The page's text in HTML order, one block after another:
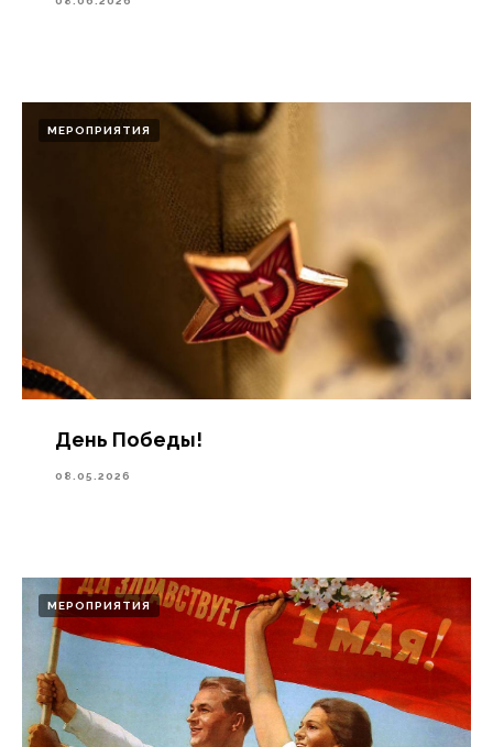
МЕРОПРИЯТИЯ
День Победы!
08.05.2026
МЕРОПРИЯТИЯ